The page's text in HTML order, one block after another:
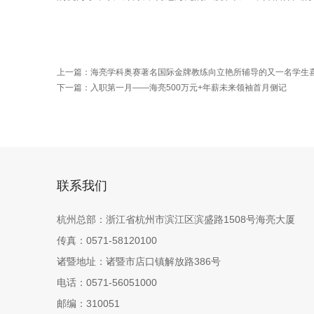
上一篇： 海亮学科奥赛著名国际金牌教练向立艳所辅导的又一名学生
下一篇： 入职第一月——海亮500万元+年薪未来领袖首月侧记
联系我们
杭州总部：浙江省杭州市滨江区滨盛路1508号海亮大厦
传真：0571-58120100
诸暨地址：诸暨市店口镇解放路386号
电话：0571-56051000
邮编：310051